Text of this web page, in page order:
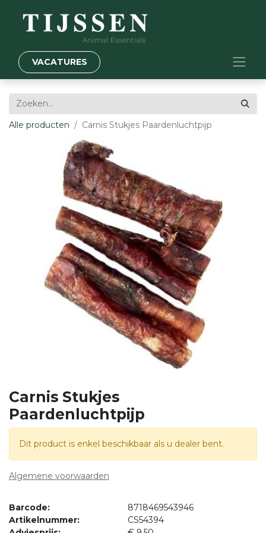
VACATURES
Alle producten Carnis Stukjes Paardenluchtpijp
Carnis Stukjes
Paardenluchtpijp
Dit product is enkel beschikbaar als u dealer bent.
Algemene voorwaarden
Barcode:
8718469543946
Artikelnummer:
CS54394